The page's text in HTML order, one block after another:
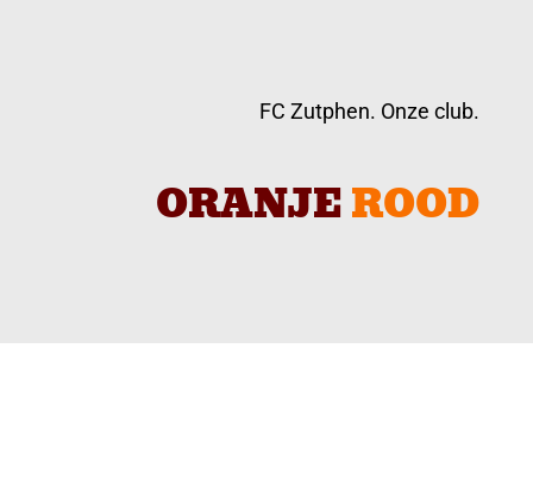
FC Zutphen. Onze club.
ORANJEROOD